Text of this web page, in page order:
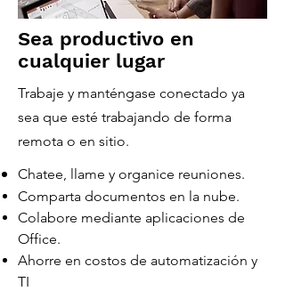
Sea productivo en
cualquier lugar
Trabaje y manténgase conectado ya
sea que esté trabajando de forma
remota o en sitio.
Chatee, llame y organice reuniones.
Comparta documentos en la nube.
Colabore mediante aplicaciones de
Office.
Ahorre en costos de automatización y
TI